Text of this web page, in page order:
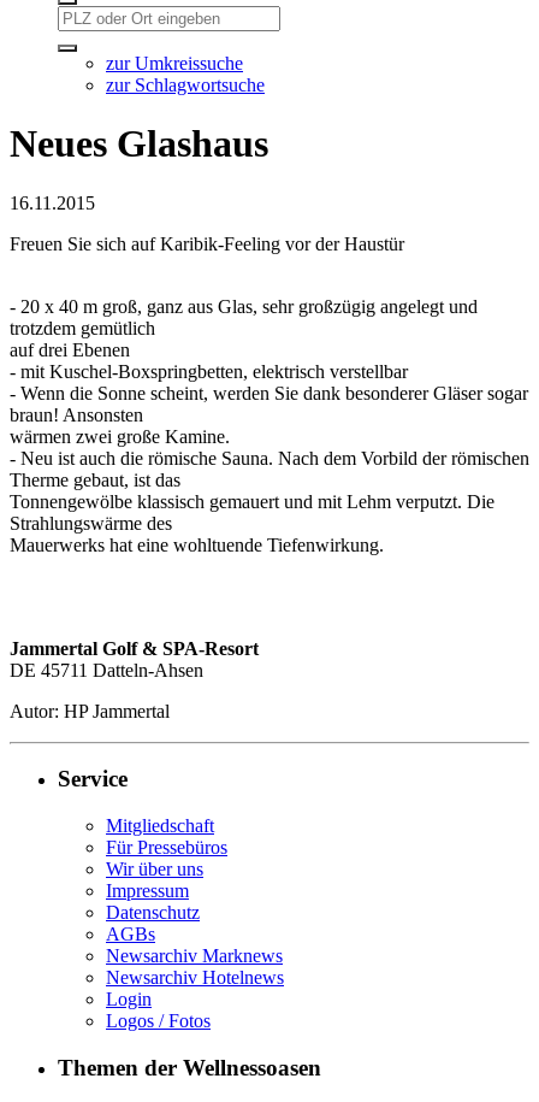
zur Umkreissuche
zur Schlagwortsuche
Neues Glashaus
16.11.2015
Freuen Sie sich auf Karibik-Feeling vor der Haustür
- 20 x 40 m groß, ganz aus Glas, sehr großzügig angelegt und
trotzdem gemütlich
auf drei Ebenen
- mit Kuschel-Boxspringbetten, elektrisch verstellbar
- Wenn die Sonne scheint, werden Sie dank besonderer Gläser sogar
braun! Ansonsten
wärmen zwei große Kamine.
- Neu ist auch die römische Sauna. Nach dem Vorbild der römischen
Therme gebaut, ist das
Tonnengewölbe klassisch gemauert und mit Lehm verputzt. Die
Strahlungswärme des
Mauerwerks hat eine wohltuende Tiefenwirkung.
Jammertal Golf & SPA-Resort
DE 45711 Datteln-Ahsen
Autor: HP Jammertal
Service
Mitgliedschaft
Für Pressebüros
Wir über uns
Impressum
Datenschutz
AGBs
Newsarchiv Marknews
Newsarchiv Hotelnews
Login
Logos / Fotos
Themen der Wellnessoasen